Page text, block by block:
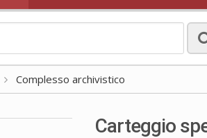
Complesso archivistico
Carteggio